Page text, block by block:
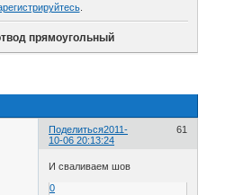
.
прямоугольный
Поделиться 61
2011-
10-06 20:13:24
И сваливаем шов
0